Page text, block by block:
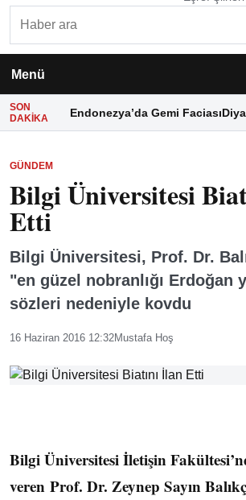
Menü
SON
DAKIKA
Endonezya’da Gemi Faciası
GÜNDEM
Bilgi Üniversitesi
Etti
Bilgi Üniversitesi, Prof. Dr.
"en güzel nobranlığı Erdoğan
sözleri nedeniyle kovdu
16 Haziran 2016 12:32Mustafa Hoş
Bilgi Üniversitesi İletişin
veren Prof. Dr. Zeynep Sayın